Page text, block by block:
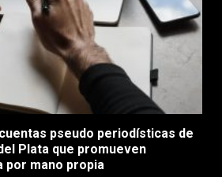
pseudo periodísticas de
Plata que promueven
por mano propia